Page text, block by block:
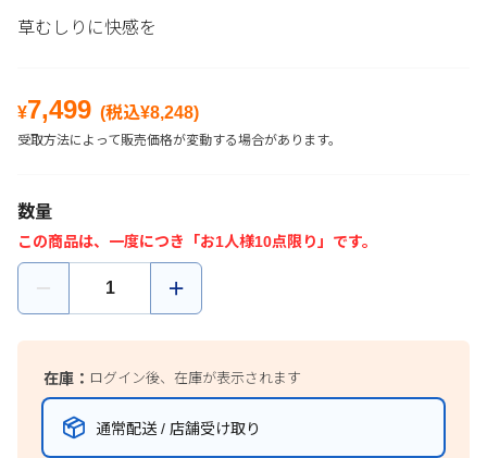
草むしりに快感を
¥7,499 (税込¥8,248)
受取方法によって販売価格が変動する場合があります。
数量
この商品は、一度につき「お1人様10点限り」です。
在庫： ログイン後、在庫が表示されます
通常配送 / 店舗受け取り